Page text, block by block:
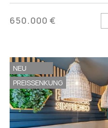
650.000 €
NEU
PREISSENKUNG